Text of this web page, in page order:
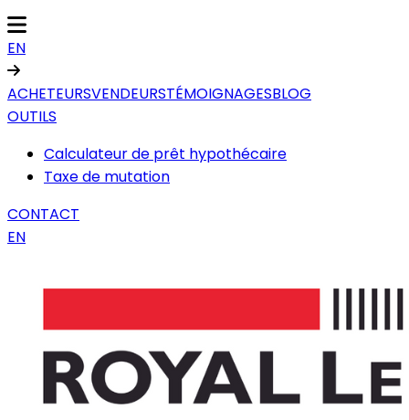
EN
ACHETEURSVENDEURSTÉMOIGNAGESBLOG
OUTILS
Calculateur de prêt hypothécaire
Taxe de mutation
CONTACT
EN